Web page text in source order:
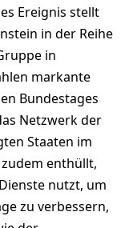
Ereignis stellt
in der Reihe
in
markante
Bundestages
Netzwerk der
Staaten im
enthüllt,
nutzt, um
zu verbessern,